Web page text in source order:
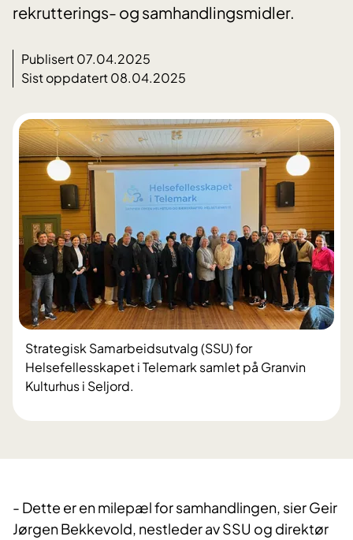
rekrutterings- og samhandlingsmidler.
Publisert 07.04.2025
Sist oppdatert 08.04.2025
Strategisk Samarbeidsutvalg (SSU) for
Helsefellesskapet i Telemark samlet på Granvin
Kulturhus i Seljord.
- Dette er en milepæl for samhandlingen, sier Geir
Jørgen Bekkevold, nestleder av SSU og direktør